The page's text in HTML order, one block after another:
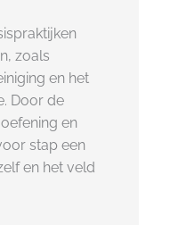
zoals
en het
Door de
en
stap een
en het veld